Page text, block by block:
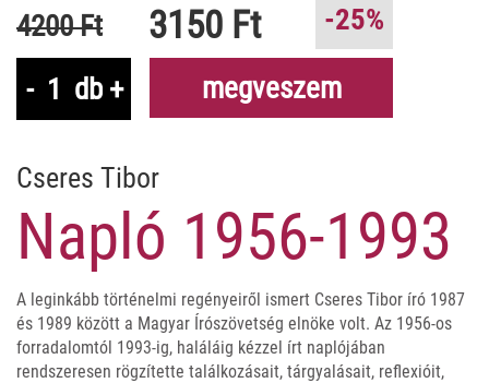
4200 Ft 3150 Ft
-25%
-
db + megveszem
Cseres Tibor
Napló 1956-1993
A leginkább történelmi regényeiről ismert Cseres Tibor író 1987
és 1989 között a Magyar Írószövetség elnöke volt. Az 1956-os
forradalomtól 1993-ig, haláláig kézzel írt naplójában
rendszeresen rögzítette találkozásait, tárgyalásait, reflexióit,